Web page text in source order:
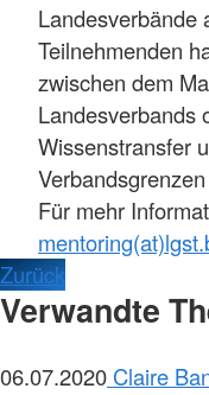
Landesverbände
Teilnehmenden
zwischen dem
Landesverbands
Wissenstransfer
Für mehr
Zurück
Verwandte
06.07.2020 Claire